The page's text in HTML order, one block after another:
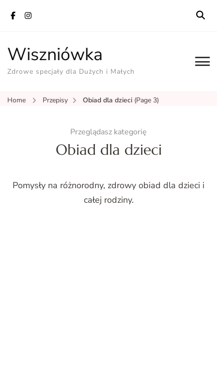
Wiszniówka
Zdrowe specjały dla Dużych i Małych
Home Przepisy Obiad dla dzieci (Page 3)
Przeglądasz kategorię
Obiad dla dzieci
Pomysły na różnorodny, zdrowy obiad dla dzieci i
całej rodziny.